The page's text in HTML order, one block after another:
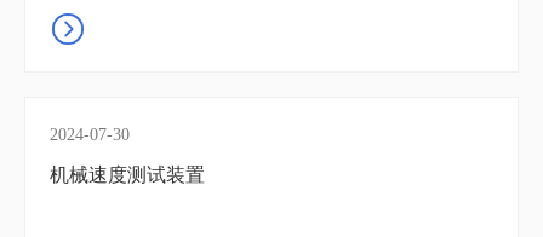
2024-07-30
机械速度测试装置